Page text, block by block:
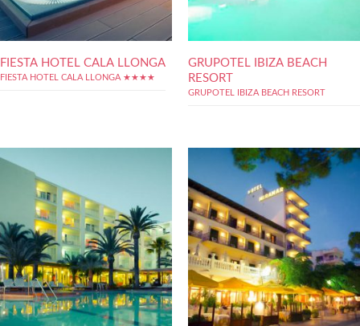
FIESTA HOTEL CALA LLONGA
FIESTA HOTEL CALA LLONGA ★★★★
GRUPOTEL IBIZA BEACH
RESORT
GRUPOTEL IBIZA BEACH RESORT